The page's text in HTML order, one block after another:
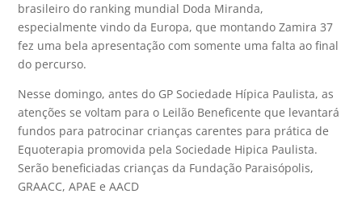
brasileiro do ranking mundial Doda Miranda,
especialmente vindo da Europa, que montando Zamira 37
fez uma bela apresentação com somente uma falta ao final
do percurso.
Nesse domingo, antes do GP Sociedade Hípica Paulista, as
atenções se voltam para o Leilão Beneficente que levantará
fundos para patrocinar crianças carentes para prática de
Equoterapia promovida pela Sociedade Hipica Paulista.
Serão beneficiadas crianças da Fundação Paraisópolis,
GRAACC, APAE e AACD